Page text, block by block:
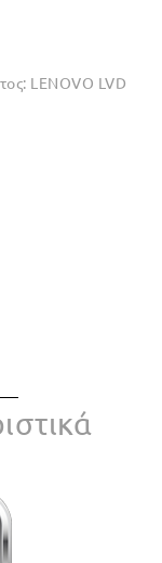
LENOVO LVD